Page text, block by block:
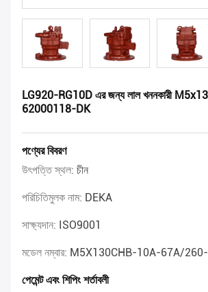
LG920-RG10D এর জন্য লাল খননকারী
62000118-DK
পণ্যের বিবরণ
উৎপত্তি স্থল: চীন
পরিচিতিমুলক নাম: DEKA
সাক্ষ্যদান: ISO9001
মডেল নম্বার: M5X130CHB-10A-67A/
পেমেন্ট এবং শিপিং শর্তাবলী